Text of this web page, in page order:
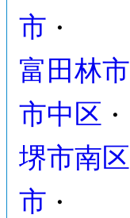
市 ・
富田林市
市中区 ・
堺市南区
市 ・